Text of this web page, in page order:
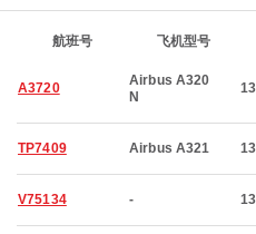
航班号 飞机型号
A3720
Airbus A320
N
TP7409 Airbus A321
V75134 -